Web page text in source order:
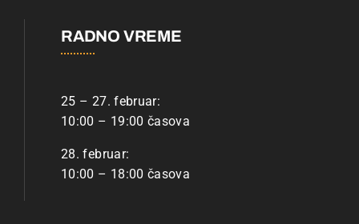
RADNO VREME
25 – 27. februar:
10:00 – 19:00 časova
28. februar:
10:00 – 18:00 časova